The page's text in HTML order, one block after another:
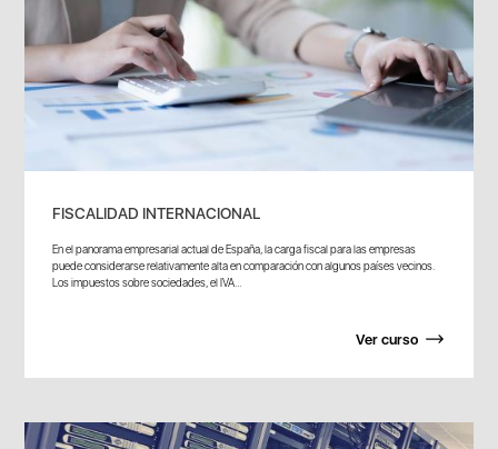
FISCALIDAD INTERNACIONAL
En el panorama empresarial actual de España, la carga fiscal para las empresas
puede considerarse relativamente alta en comparación con algunos países vecinos.
Los impuestos sobre sociedades, el IVA...
Ver curso